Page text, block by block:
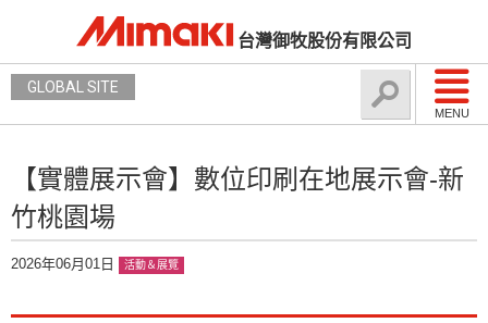
台灣御牧股份有限公司
MENU
GLOBAL SITE
【實體展示會】數位印刷在地展示會-新
竹桃園場
2026年06月01日 活動＆展覽